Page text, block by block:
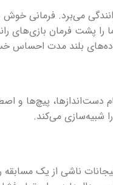
را پشت فرمان بازی‌های
بلند مدت احساس
دست‌اندازها، پیچ‌ها و
شبیه‌سازی می‌کند.
ناشی از یک مسابقه